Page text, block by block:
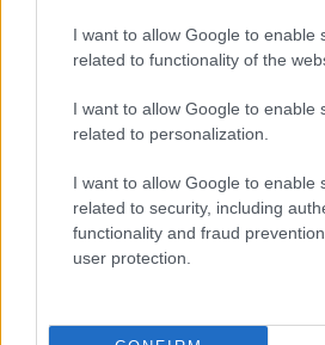
I want to allow Google to enable
related to functionality of the
I want to allow Google to enable
related to personalization.
I want to allow Google to enable
related to security, including
functionality and fraud
user protection.
félmázsányi juhtúró a tisztek
legénységnek nem adtak
megromlani. Később aztán már
de akkor már nemigen kellett.
16-án volt dolgunk a sok elázott
Kenyérből, cvibakból, dohány
ment pocsékba. E napon fel is
nagy házba a raktárral, hol egy
géppuskás őrmesterrel, tenkei